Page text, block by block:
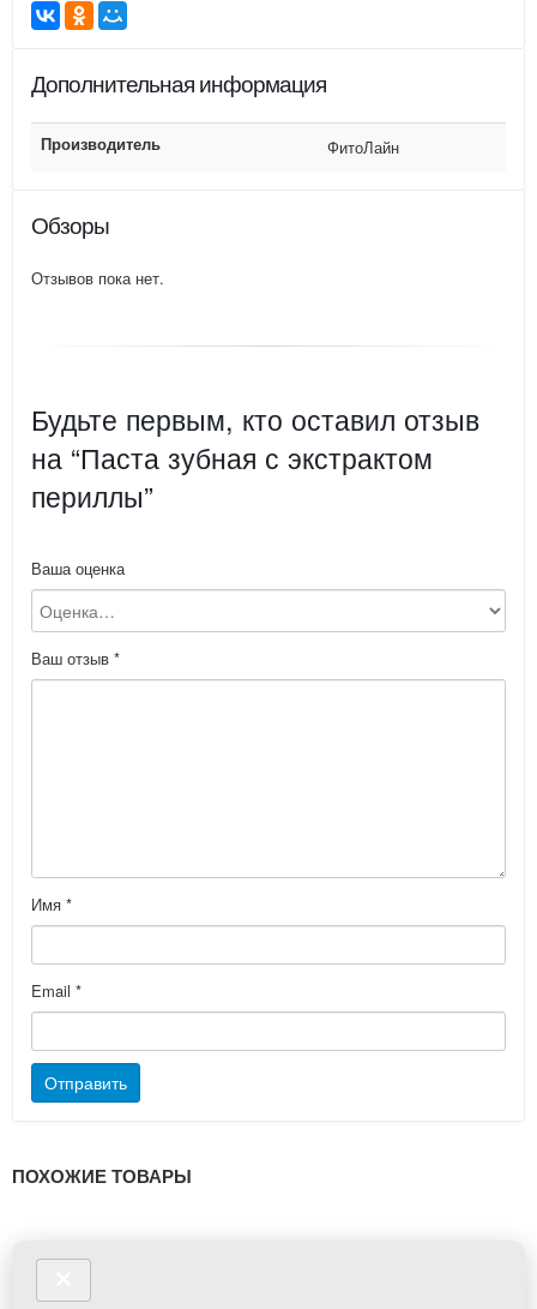
Дополнительная информация
Производитель ФитоЛайн
Обзоры
Отзывов пока нет.
Будьте первым, кто оставил отзыв
на “Паста зубная с экстрактом
периллы”
Ваша оценка
Ваш отзыв *
Имя *
Email *
ПОХОЖИЕ ТОВАРЫ